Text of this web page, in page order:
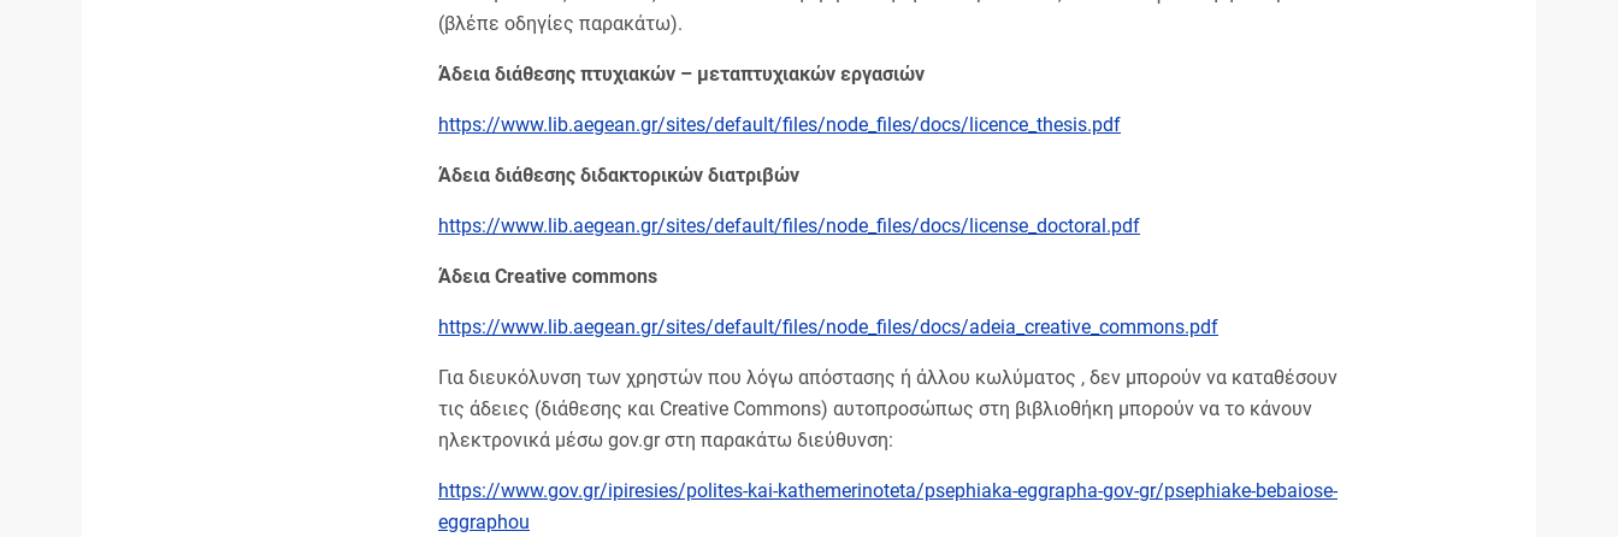
(βλέπε οδηγίες παρακάτω).
Άδεια διάθεσης πτυχιακών – μεταπτυχιακών εργασιών
https://www.lib.aegean.gr/sites/default/files/node_files/docs/licence_thesis.pdf
Άδεια διάθεσης διδακτορικών διατριβών
https://www.lib.aegean.gr/sites/default/files/node_files/docs/license_doctoral.pdf
Άδεια Creative commons
https://www.lib.aegean.gr/sites/default/files/node_files/docs/adeia_creative_commons.pdf
Για διευκόλυνση των χρηστών που λόγω απόστασης ή άλλου κωλύματος , δεν μπορούν να καταθέσουν
τις άδειες (διάθεσης και Creative Commons) αυτοπροσώπως στη βιβλιοθήκη μπορούν να το κάνουν
ηλεκτρονικά μέσω gov.gr στη παρακάτω διεύθυνση:
https://www.gov.gr/ipiresies/polites-kai-kathemerinoteta/psephiaka-eggrapha-gov-gr/psephiake-bebaiose-
eggraphou